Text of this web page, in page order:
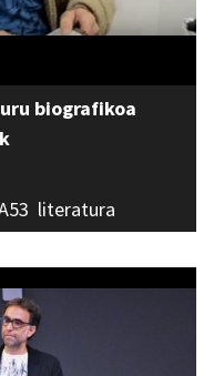
biografikoa
literatura